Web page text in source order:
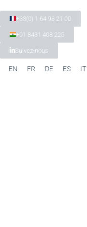
+33(0) 1 64 98 21 00
+91 8431 408 225
Suivez-nous
EN FR DE ES IT